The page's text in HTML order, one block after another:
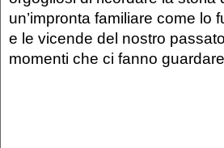
un’impronta familiare come lo
e le vicende del nostro
momenti che ci fanno